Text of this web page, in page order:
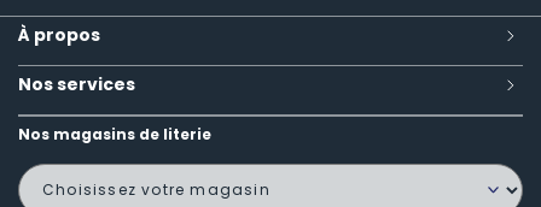
À propos
Nos services
Nos magasins de literie